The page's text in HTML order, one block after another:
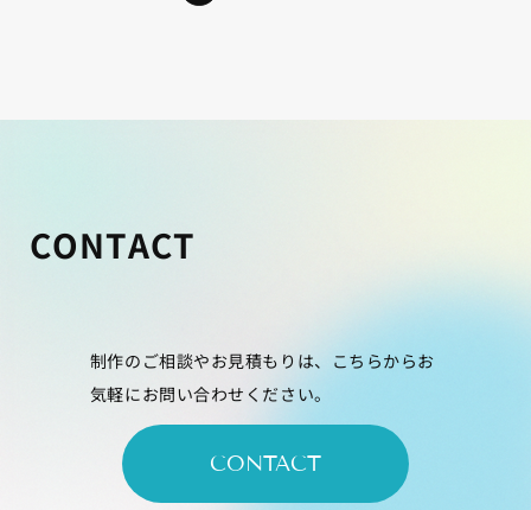
CONTACT
制作のご相談やお見積もりは、こちらからお
気軽にお問い合わせください。
CONTACT